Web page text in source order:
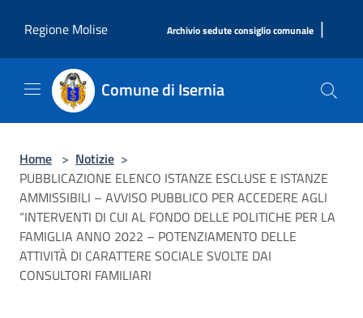
Regione Molise
Archivio sedute consiglio comunale |
Comune di Isernia
Home > Notizie >
PUBBLICAZIONE ELENCO ISTANZE ESCLUSE E ISTANZE
AMMISSIBILI – AVVISO PUBBLICO PER ACCEDERE AGLI
“INTERVENTI DI CUI AL FONDO DELLE POLITICHE PER LA
FAMIGLIA ANNO 2022 – POTENZIAMENTO DELLE
ATTIVITÀ DI CARATTERE SOCIALE SVOLTE DAI
CONSULTORI FAMILIARI